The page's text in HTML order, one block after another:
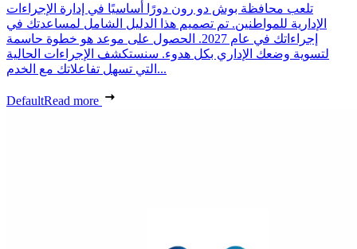
تلعب محافظة بوش دو رون دورًا أساسيًا في إدارة الإجراءات
الإدارية للمواطنين. تم تصميم هذا الدليل الشامل لمساعدتك في
إجراءاتك في عام 2027. الحصول على موعد هو خطوة حاسمة
لتسوية وضعك الإداري بكل هدوء. سنستكشف الإجراءات الحالية
التي تسهل تفاعلاتك مع الخدم...
DefaultRead more